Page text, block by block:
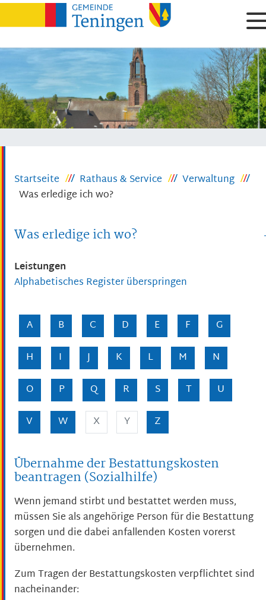
Startseite Rathaus & Service
Verwaltung
Was erledige ich wo?
Was erledige ich wo?
Leistungen
Alphabetisches Register überspringen
A B C D E F
G
H
I J K L M
N
O
P Q R S T
U
V
W X Y Z
Übernahme der Bestattungskosten
beantragen (Sozialhilfe)
Wenn jemand stirbt und bestattet werden muss,
müssen Sie als angehörige Person für die Bestattung
sorgen und die dabei anfallenden Kosten vorerst
übernehmen.
Zum Tragen der Bestattungskosten verpflichtet sind
nacheinander: